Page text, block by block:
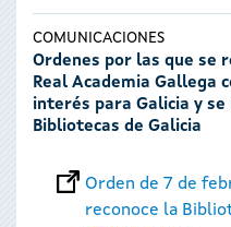
COMUNICACIONES
Ordenes por las que se
Real Academia Gallega
interés para Galicia y se
Bibliotecas de Galicia
Orden de 7 de
reconoce la